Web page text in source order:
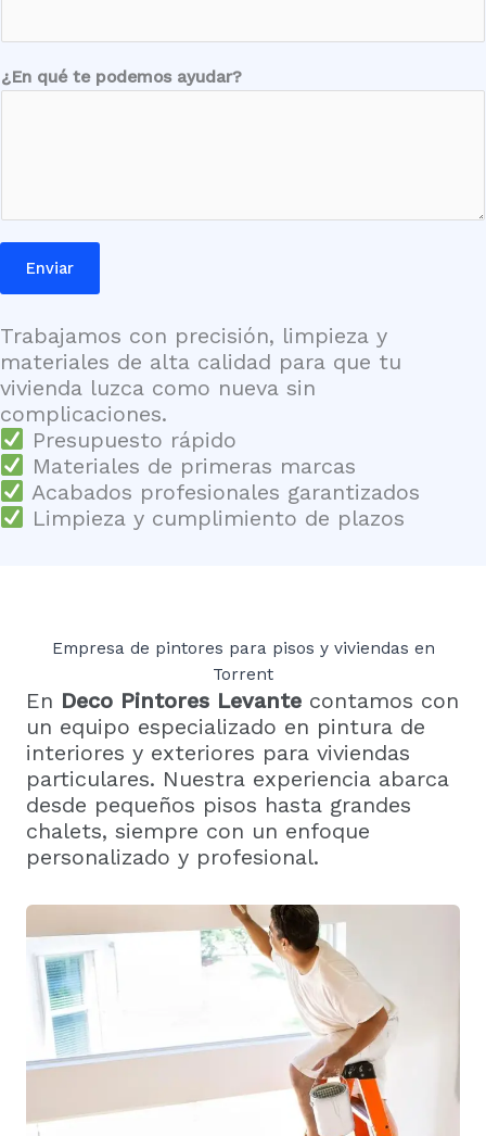
d
¿En qué te podemos ayudar?
Enviar
Trabajamos con precisión, limpieza y
materiales de alta calidad para que tu
vivienda luzca como nueva sin
complicaciones.
Presupuesto rápido
Materiales de primeras marcas
Acabados profesionales garantizados
Limpieza y cumplimiento de plazos
Empresa de pintores para pisos y viviendas en
Torrent
En Deco Pintores Levante contamos con
un equipo especializado en pintura de
interiores y exteriores para viviendas
particulares. Nuestra experiencia abarca
desde pequeños pisos hasta grandes
chalets, siempre con un enfoque
personalizado y profesional.